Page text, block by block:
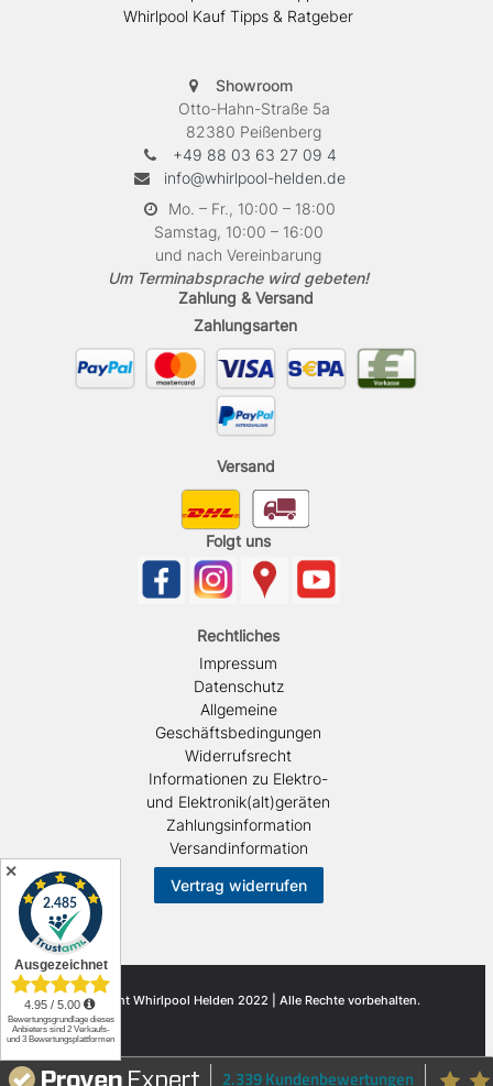
Whirlpool Kauf Tipps & Ratgeber
Showroom
Otto-Hahn-Straße 5a
82380 Peißenberg
+49 88 03 63 27 09 4
info@whirlpool-helden.de
Mo. – Fr., 10:00 – 18:00
Samstag, 10:00 – 16:00
und nach Vereinbarung
Um Terminabsprache wird gebeten!
Zahlung & Versand
Zahlungsarten
Versand
Folgt uns
Rechtliches
Impressum
Datenschutz
Allgemeine
Geschäftsbedingungen
Widerrufsrecht
Informationen zu Elektro-
und Elektronik(alt)geräten
Zahlungsinformation
Versandinformation
Vertrag widerrufen
© Copyright Whirlpool Helden 2022 | Alle Rechte vorbehalten.
2.339 Kundenbewertungen
✕